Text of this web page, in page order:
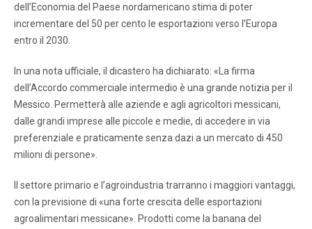
dell’Economia del Paese nordamericano stima di poter
incrementare del 50 per cento le esportazioni verso l’Europa
entro il 2030.
In una nota ufficiale, il dicastero ha dichiarato: «La firma
dell’Accordo commerciale intermedio è una grande notizia per il
Messico. Permetterà alle aziende e agli agricoltori messicani,
dalle grandi imprese alle piccole e medie, di accedere in via
preferenziale e praticamente senza dazi a un mercato di 450
milioni di persone».
Il settore primario e l’agroindustria trarranno i maggiori vantaggi,
con la previsione di «una forte crescita delle esportazioni
agroalimentari messicane». Prodotti come la banana del